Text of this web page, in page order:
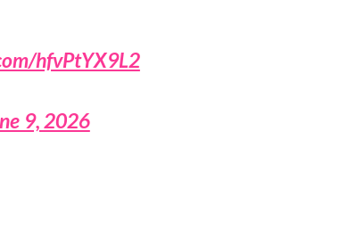
hfvPtYX9L2
9, 2026